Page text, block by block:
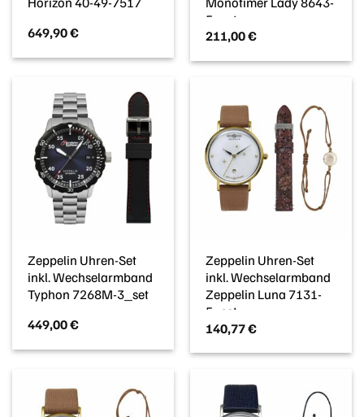
649,90€
5_set
211,00€
Zeppelin Uhren-Set
inkl. Wechselarmband
Typhon 7268M-3_set
449,00€
Zeppelin Uhren-Set
inkl. Wechselarmband
Zeppelin Luna 7131-
5_set
140,77€